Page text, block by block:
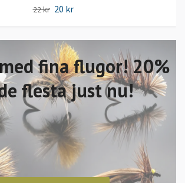
fina flugor! 20%
flesta just nu!
22 kr 20 kr